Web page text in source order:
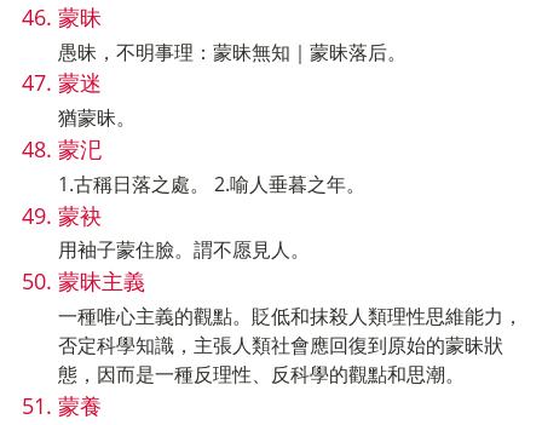
蒙昧
愚昧，不明事理：蒙昧無知｜蒙昧落后。
蒙迷
猶蒙昧。
蒙汜
1.古稱日落之處。 2.喻人垂暮之年。
蒙袂
用袖子蒙住臉。謂不愿見人。
蒙昧主義
一種唯心主義的觀點。貶低和抹殺人類理性思維能力，
否定科學知識，主張人類社會應回復到原始的蒙昧狀
態，因而是一種反理性、反科學的觀點和思潮。
蒙養